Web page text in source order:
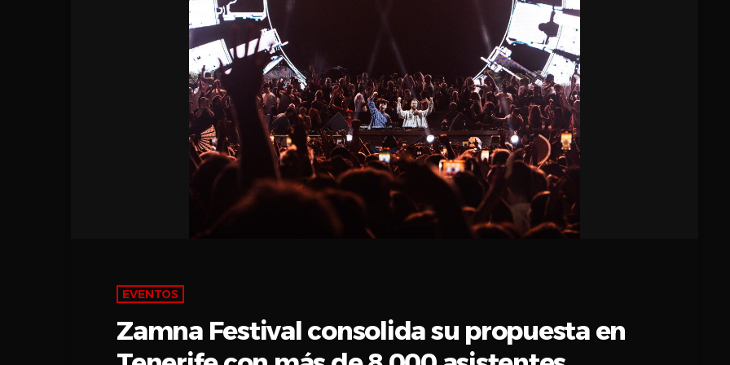
EVENTOS
Zamna Festival consolida su propuesta en